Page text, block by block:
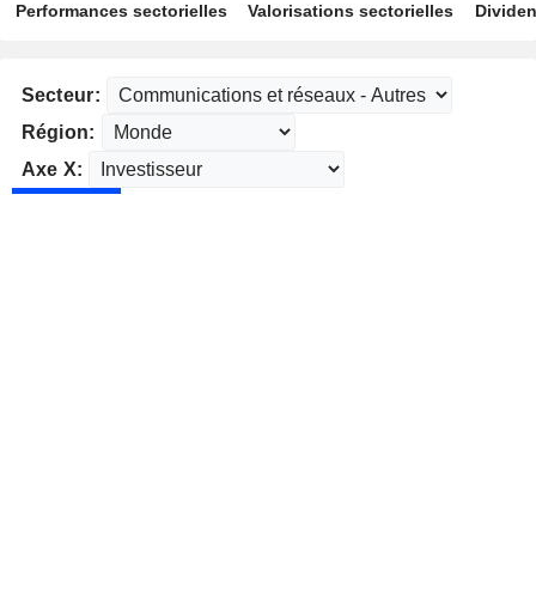
Performances sectorielles Valorisations sectorielles
Secteur:
Région:
Axe X: